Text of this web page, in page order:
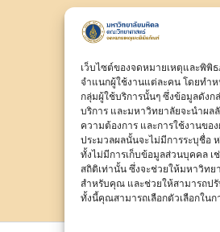
เว็บไซต์ของจดหมายเหตุและพิ
จำแนกผู้ใช้งานแต่ละคน โดยทำ
กลุ่มผู้ใช้บริการนั้นๆ ซึ่งข้อมูลดังก
บริการ และมหาวิทยาลัยจะนำผล
ความต้องการ และการใช้งานขอ
ประมวลผลนั้นจะไม่มีการระบุชื่อ
ทั้งไม่มีการเก็บข้อมูลส่วนบุคคล เ
สถิติเท่านั้น ซึ่งจะช่วยให้มหาวิท
สำหรับคุณ และช่วยให้สามารถปรั
ทั้งนี้คุณสามารถเลือกตัวเลือกในก